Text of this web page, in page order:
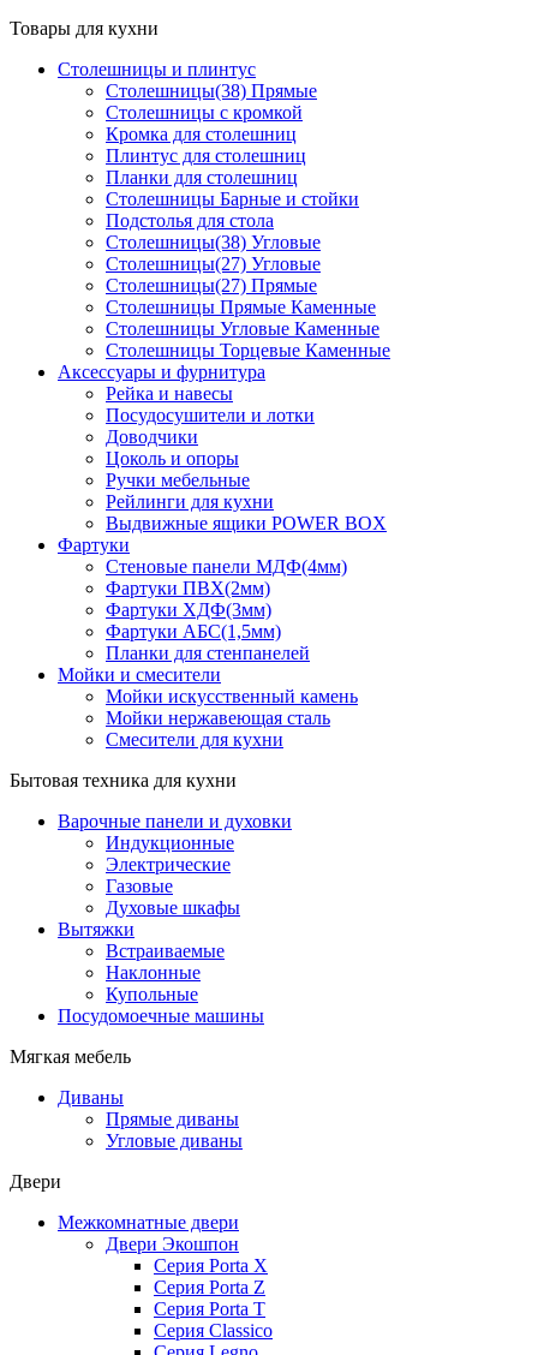
Товары для кухни
Столешницы и плинтус
Столешницы(38) Прямые
Столешницы с кромкой
Кромка для столешниц
Плинтус для столешниц
Планки для столешниц
Столешницы Барные и стойки
Подстолья для стола
Столешницы(38) Угловые
Столешницы(27) Угловые
Столешницы(27) Прямые
Столешницы Прямые Каменные
Столешницы Угловые Каменные
Столешницы Торцевые Каменные
Аксессуары и фурнитура
Рейка и навесы
Посудосушители и лотки
Доводчики
Цоколь и опоры
Ручки мебельные
Рейлинги для кухни
Выдвижные ящики POWER BOX
Фартуки
Стеновые панели МДФ(4мм)
Фартуки ПВХ(2мм)
Фартуки ХДФ(3мм)
Фартуки АБС(1,5мм)
Планки для стенпанелей
Мойки и смесители
Мойки искусственный камень
Мойки нержавеющая сталь
Смесители для кухни
Бытовая техника для кухни
Варочные панели и духовки
Индукционные
Электрические
Газовые
Духовые шкафы
Вытяжки
Встраиваемые
Наклонные
Купольные
Посудомоечные машины
Мягкая мебель
Диваны
Прямые диваны
Угловые диваны
Двери
Межкомнатные двери
Двери Экошпон
Серия Porta X
Серия Porta Z
Серия Porta T
Серия Classico